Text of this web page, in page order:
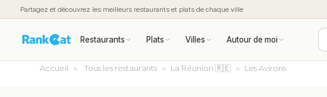
Partagez et découvrez les meilleurs restaurants et plats de chaque ville
Restaurants Plats Villes Autour de moi
Accueil Tous les restaurants La Réunion 🇷🇪 Les Avirons